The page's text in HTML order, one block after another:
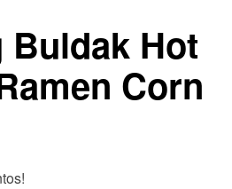
Buldak Hot
Corn